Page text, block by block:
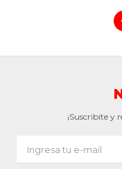
¡Suscribite y